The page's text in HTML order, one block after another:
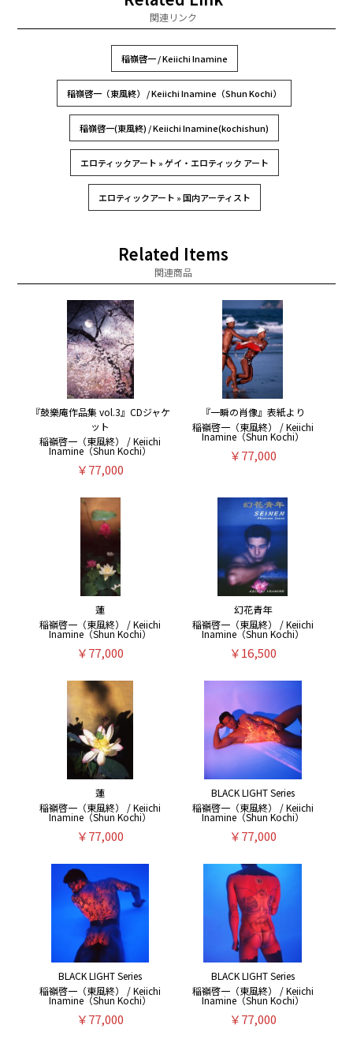
関連リンク
稲嶺啓一 / Keiichi Inamine
稲嶺啓一（東風終） / Keiichi Inamine（Shun Kochi）
稲嶺啓一(東風終) / Keiichi Inamine(kochishun)
エロティックアート » ゲイ・エロティック アート
エロティックアート » 国内アーティスト
Related Items
関連商品
『鼓樂庵作品集 vol.3』CDジャケ
ット
稲嶺啓一（東風終） / Keiichi
Inamine（Shun Kochi）
￥77,000
『一瞬の肖像』表紙より
稲嶺啓一（東風終） / Keiichi
Inamine（Shun Kochi）
￥77,000
蓮
稲嶺啓一（東風終） / Keiichi
Inamine（Shun Kochi）
￥77,000
幻花青年
稲嶺啓一（東風終） / Keiichi
Inamine（Shun Kochi）
￥16,500
蓮
稲嶺啓一（東風終） / Keiichi
Inamine（Shun Kochi）
￥77,000
BLACK LIGHT Series
稲嶺啓一（東風終） / Keiichi
Inamine（Shun Kochi）
￥77,000
BLACK LIGHT Series
稲嶺啓一（東風終） / Keiichi
Inamine（Shun Kochi）
￥77,000
BLACK LIGHT Series
稲嶺啓一（東風終） / Keiichi
Inamine（Shun Kochi）
￥77,000